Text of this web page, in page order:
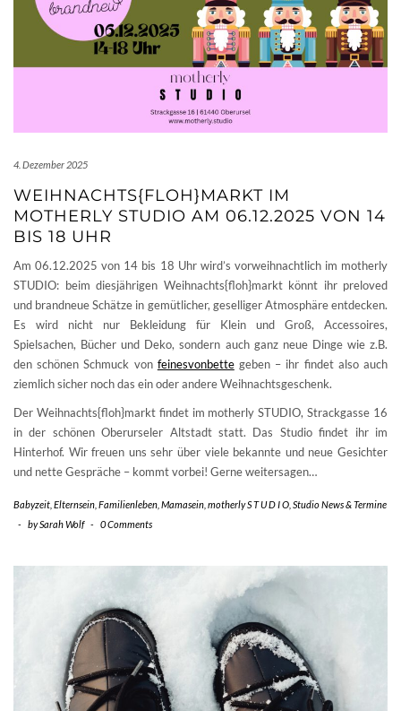
4. Dezember 2025
WEIHNACHTS{FLOH}MARKT IM
MOTHERLY STUDIO AM 06.12.2025 VON 14
BIS 18 UHR
Am 06.12.2025 von 14 bis 18 Uhr wird’s vorweihnachtlich im motherly
STUDIO: beim diesjährigen Weihnachts{floh}markt könnt ihr preloved
und brandneue Schätze in gemütlicher, geselliger Atmosphäre entdecken.
Es wird nicht nur Bekleidung für Klein und Groß, Accessoires,
Spielsachen, Bücher und Deko, sondern auch ganz neue Dinge wie z.B.
den schönen Schmuck von feinesvonbettegeben – ihr findet also auch
ziemlich sicher noch das ein oder andere Weihnachtsgeschenk.
Der Weihnachts{floh}markt findet im motherly STUDIO, Strackgasse 16
in der schönen Oberurseler Altstadt statt. Das Studio findet ihr im
Hinterhof. Wir freuen uns sehr über viele bekannte und neue Gesichter
und nette Gespräche – kommt vorbei! Gerne weitersagen…
Babyzeit Elternsein Familienleben Mamasein motherly S T U D I O Studio News & Termine
-
bySarah Wolf - 0 Comments